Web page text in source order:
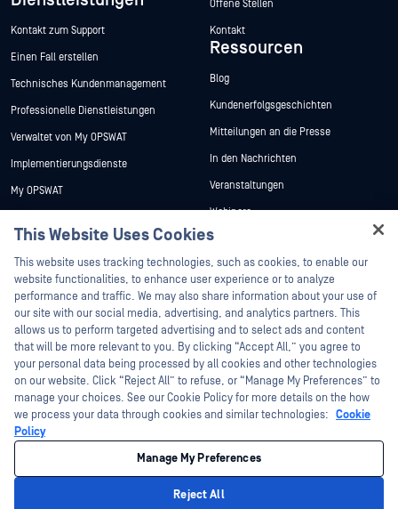
Kontakt zum Support
Einen Fall erstellen
Technisches Kundenmanagement
Professionelle Dienstleistungen
Verwaltet von My OPSWAT
Implementierungsdienste
My OPSWAT
Programm zur Behebung von
Sicherheitslücken
Partner
Zertifizierung
Technologie-Partner
Partner Programm
Offene Stellen
Kontakt
Ressourcen
Blog
Kundenerfolgsgeschichten
Mitteilungen an die Presse
In den Nachrichten
Veranstaltungen
Webinare
Datenblätter
Weiße Papiere
Kostenlose Tools
©2026 OPSWAT . Alle Rechte vorbehalten. OPSWAT, MetaDefender, Metascan,
MetaAccess, das OPSWAT , Trust no File. Trust No Device., OPSWAT , Protecting the
World's Critical Infrastructure, Deep CDR™ Technology, InQuest, das InQuest-Logo,
DFI, RetroHunt, Deep File Inspection und Join the Hunt sind Marken von OPSWAT .
Marken von Drittanbietern sind Eigentum ihrer jeweiligen Inhaber.
Cookie-Präferenzen verwalten
Entscheidungen zum Datenschutz in Kalifornien
This Website Uses Cookies
This website uses tracking technologies, such as cookies, to enable our
website functionalities, to enhance user experience or to analyze
performance and traffic. We may also share information about your use of
our site with our social media, advertising, and analytics partners. This
allows us to perform targeted advertising and to select ads and content
that will be more relevant to you. By clicking “Accept All,” you agree to
your personal data being processed by all cookies and other technologies
on our website. Click “Reject All” to refuse, or “Manage My Preferences” to
manage your choices. See our Cookie Policy for more details on the how
we process your data through cookies and similar technologies: Cookie
Policy
Manage My Preferences
Reject All
Hey there!
I'm Ozzy, your OPSWAT virtual assistant.
How can I help you secure what's critical
today?